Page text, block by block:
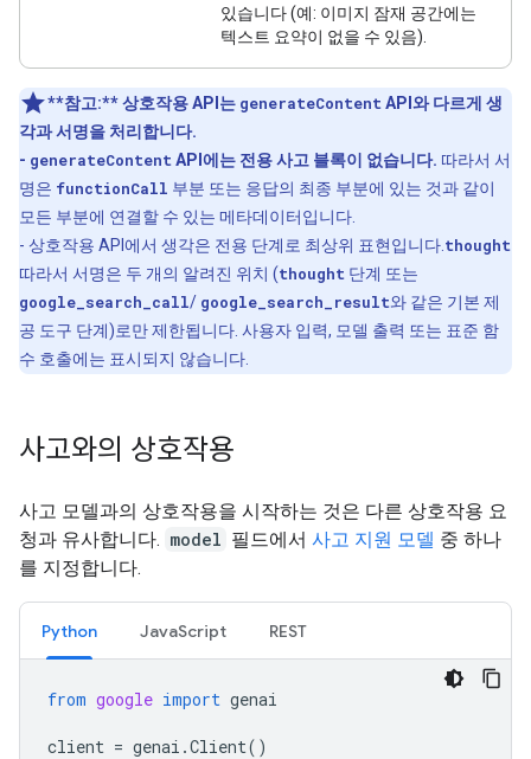
있습니다 (예: 이미지 잠재 공간에는
텍스트 요약이 없을 수 있음).
**참고:**상호작용 API는 generateContent API와 다르게 생
각과 서명을 처리합니다.
- generateContent API에는 전용 사고 블록이 없습니다. 따라서 서
명은 functionCall 부분 또는 응답의 최종 부분에 있는 것과 같이
모든 부분에 연결할 수 있는 메타데이터입니다.
- 상호작용 API에서 생각은 전용 단계로 최상위 표현입니다. thought
따라서 서명은 두 개의 알려진 위치 (thought 단계 또는
google_search_call/ google_search_result와 같은 기본 제
공 도구 단계)로만 제한됩니다. 사용자 입력, 모델 출력 또는 표준 함
수 호출에는 표시되지 않습니다.
사고와의 상호작용
사고 모델과의 상호작용을 시작하는 것은 다른 상호작용 요
청과 유사합니다. model 필드에서 사고 지원 모델 중 하나
를 지정합니다.
Python JavaScript REST
from google import genai
client = genai .Client()